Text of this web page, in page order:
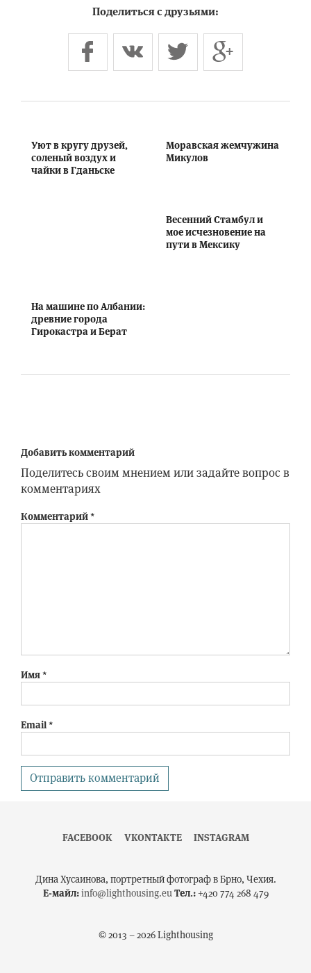
Поделиться с друзьями:
Уют в кругу друзей,
соленый воздух и
чайки в Гданьске
Моравская жемчужина
Микулов
Весенний Стамбул и
мое исчезновение на
пути в Мексику
На машине по Албании:
древние города
Гирокастра и Берат
Добавить комментарий
Поделитесь своим мнением или задайте вопрос в
комментариях
Комментарий*
Имя*
Email*
FACEBOOK VKONTAKTE INSTAGRAM
Дина Хусаинова, портретный фотограф в Брно, Чехия.
Е-майл:info@lighthousing.euТел.:+420 774 268 479
© 2013 – 2026 Lighthousing